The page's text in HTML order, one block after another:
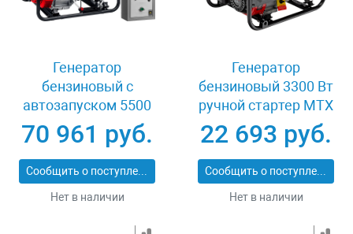
Генератор
бензиновый с
автозапуском 5500
Вт Зубр СБА-5500
70 961 руб.
Сообщить о поступлении
Нет в наличии
Генератор
бензиновый 3300 Вт
ручной стартер MTX
RS-4000 946115
22 693 руб.
Сообщить о поступлении
Нет в наличии